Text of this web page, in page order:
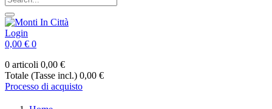
Login
0,00 € 0
0 articoli 0,00 €
Totale (Tasse incl.) 0,00 €
Processo di acquisto